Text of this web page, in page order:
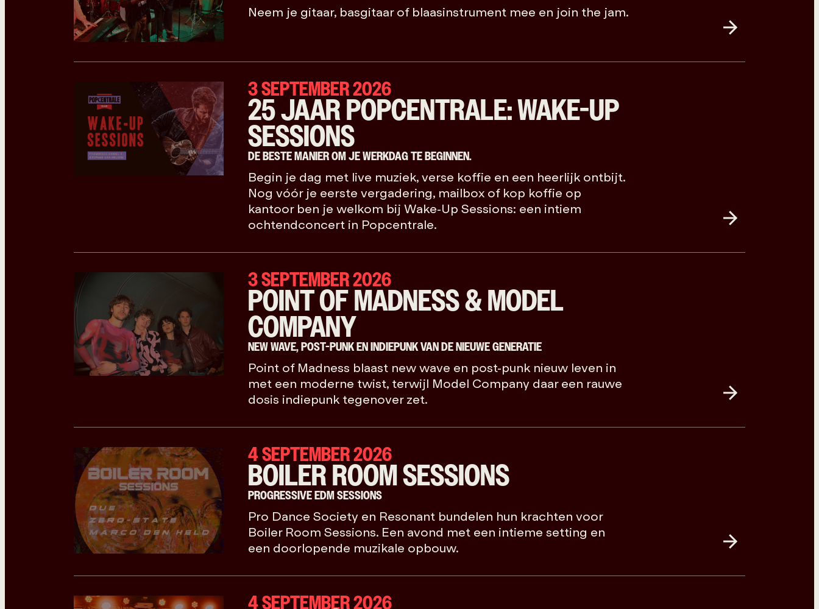
Neem je gitaar, basgitaar of blaasinstrument mee en join the jam.
3 SEPTEMBER 2026
25 JAAR POPCENTRALE: WAKE-UP
SESSIONS
DE BESTE MANIER OM JE WERKDAG TE BEGINNEN.
Begin je dag met live muziek, verse koffie en een heerlijk ontbijt.
Nog vóór je eerste vergadering, mailbox of kop koffie op
kantoor ben je welkom bij Wake-Up Sessions: een intiem
ochtendconcert in Popcentrale.
3 SEPTEMBER 2026
POINT OF MADNESS & MODEL
COMPANY
NEW WAVE, POST-PUNK EN INDIEPUNK VAN DE NIEUWE GENERATIE
Point of Madness blaast new wave en post-punk nieuw leven in
met een moderne twist, terwijl Model Company daar een rauwe
dosis indiepunk tegenover zet.
4 SEPTEMBER 2026
BOILER ROOM SESSIONS
PROGRESSIVE EDM SESSIONS
Pro Dance Society en Resonant bundelen hun krachten voor
Boiler Room Sessions. Een avond met een intieme setting en
een doorlopende muzikale opbouw.